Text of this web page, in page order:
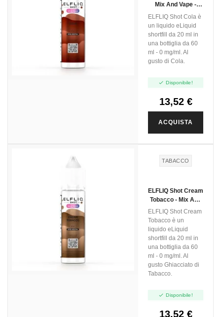
Mix And Vape -
20ml
ELFLIQ Shot Cola è
un liquido eLiquid
shortfill da 20 ml in
una bottiglia da 60
ml - 0 mg/ml. Al
gusto di Cola.
 Disponibile!
13,52 €
ACQUISTA
TABACCO
ELFLIQ Shot Cream
Tobacco - Mix And
Vape - 20ml
ELFLIQ Shot Cream
Tobacco è un
liquido eLiquid
shortfill da 20 ml in
una bottiglia da 60
ml - 0 mg/ml. Al
gusto Ghiacciato di
Tabacco.
 Disponibile!
13,52 €